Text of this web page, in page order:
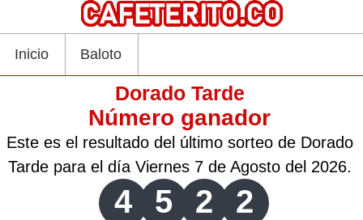
Inicio Baloto
Dorado Tarde
Número ganador
Este es el resultado del último sorteo de Dorado
Tarde para el día Viernes 7 de Agosto del 2026.
4 5 2 2